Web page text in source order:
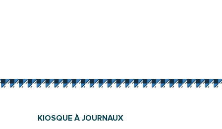
KIOSQUE À JOURNAUX